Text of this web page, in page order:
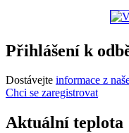
Přihlášení k
Dostávejte informace z
Chci se zaregistrovat
Aktuální teplota